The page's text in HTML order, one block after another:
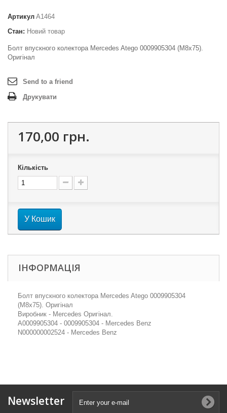
Артикул A1464
Стан: Новий товар
Болт впускного колектора Mercedes Atego 0009905304 (M8x75).
Оригінал
Send to a friend
Друкувати
170,00 грн.
Кількість
У Кошик
ІНФОРМАЦІЯ
Болт впускного колектора Mercedes Atego 0009905304
(M8x75). Оригінал
Виробник - Mercedes Оригінал.
A0009905304 - 0009905304 - Mercedes Benz
N000000002524 - Mercedes Benz
Newsletter